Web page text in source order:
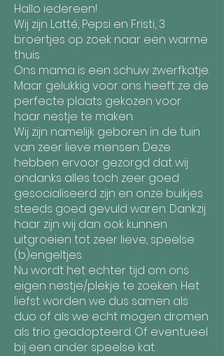
Hallo iedereen!
Wij zijn Latté, Pepsi en Fristi, 3
broertjes op zoek naar een warme
thuis.
Ons mama is een schuw zwerfkatje.
Maar gelukkig voor ons heeft ze de
perfecte plaats gekozen voor
haar nestje te maken.
Wij zijn namelijk geboren in de tuin
van zeer lieve mensen. Deze
hebben ervoor gezorgd dat wij
ondanks alles toch zeer goed
gesocialiseerd zijn en onze buikjes
steeds goed gevuld waren. Dankzij
haar zijn wij dan ook kunnen
uitgroeien tot zeer lieve, speelse
(b)engeltjes.
Nu wordt het echter tijd om ons
eigen nestje/plekje te zoeken. Het
liefst worden we dus samen als
duo of als we echt mogen dromen
als trio geadopteerd. Of eventueel
bij een ander speelse kat.